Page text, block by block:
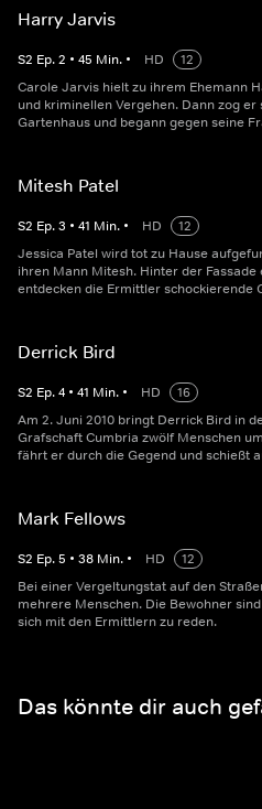
Harry Jarvis
S2 Ep.2 • 45 Min. • HD
12
Carole Jarvis hielt zu ihrem Ehemann
und kriminellen Vergehen. Dann zog
Gartenhaus und begann gegen seine
Mitesh Patel
S2 Ep.3 • 41 Min. • HD
12
Jessica Patel wird tot zu Hause
ihren Mann Mitesh. Hinter der
entdecken die Ermittler schockierende
Derrick Bird
S2 Ep.4 • 41 Min. • HD
16
Am 2. Juni 2010 bringt Derrick Bird in
Grafschaft Cumbria zwölf Menschen
fährt er durch die Gegend und schießt
Mark Fellows
S2 Ep.5 • 38 Min. • HD
12
Bei einer Vergeltungstat auf den
mehrere Menschen. Die Bewohner
sich mit den Ermittlern zu reden.
Das könnte dir auch